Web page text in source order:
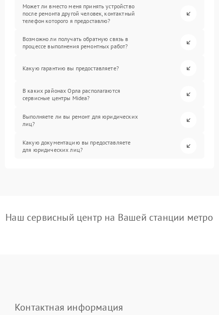
Может ли вместо меня принять устройство
после ремонта другой человек, контактный
телефон которого я предоставлю?
Возможно ли получать обратную связь в
процессе выполнения ремонтных работ?
Какую гарантию вы предоставляете?
В каких районах Орла располагаются
сервисные центры Midea?
Выполняете ли вы ремонт для юридических
лиц?
Какую документацию вы предоставляете
для юридических лиц?
Наш сервисный центр на Вашей станции метро
Контактная информация